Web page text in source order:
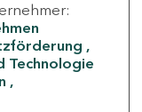
Technologie